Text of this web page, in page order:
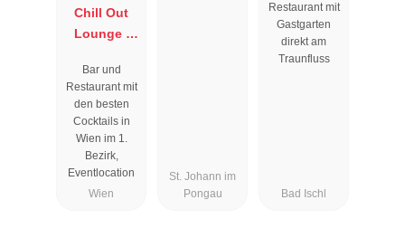
Chill Out
Lounge I
Wien
Bar und
Restaurant mit
den besten
Cocktails in
Wien im 1.
Bezirk,
Eventlocation
Wien
St. Johann im
Pongau
Zauner
Esplanade
Restaurant mit
Gastgarten
direkt am
Traunfluss
Bad Ischl